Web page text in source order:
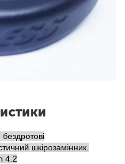
шкірозамінник.
4.2